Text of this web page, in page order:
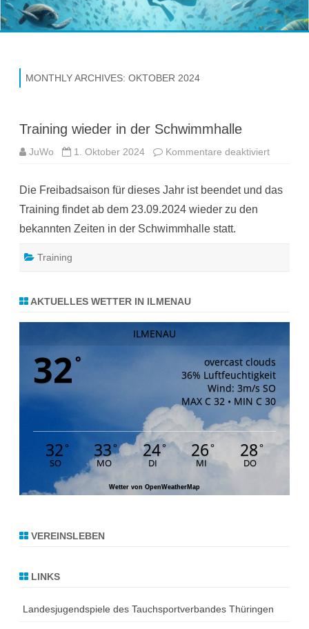
MONTHLY ARCHIVES: OKTOBER 2024
Training wieder in der Schwimmhalle
JuWo 1. Oktober 2024 Kommentare deaktiviertfür
der
Die Freibadsaison für dieses Jahr ist beendet und das
Training findet ab dem 23.09.2024 wieder zu den
bekannten Zeiten in der Schwimmhalle statt.
Training
AKTUELLES WETTER IN ILMENAU
ILMENAU
32°
overcast clouds
36% Luftfeuchtigkeit
Wind: 3m/s SO
MAX C 32 • MIN C 30
32°
SO
33°
MO
24°
DI
26°
MI
28°
DO
Wetter von OpenWeatherMap
VEREINSLEBEN
LINKS
Landesjugendspiele des Tauchsportverbandes Thüringen